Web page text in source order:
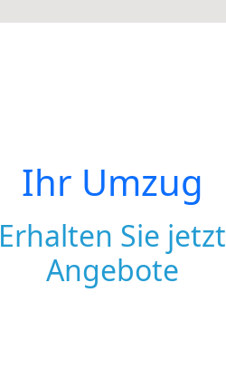
Ihr Umzug
Erhalten Sie jetzt
Angebote